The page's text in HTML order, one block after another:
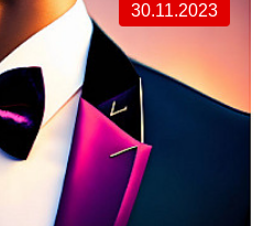
30.11.2023